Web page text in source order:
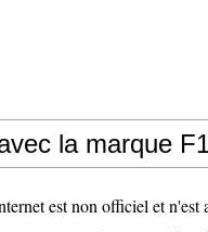
la marque
est non officiel et n'est